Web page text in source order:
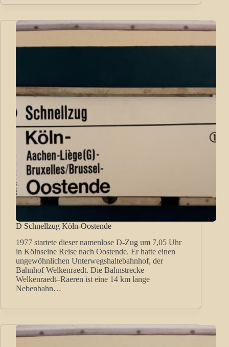
D Schnellzug Köln-Oostende
1977 startete dieser namenlose D-Zug um 7,05 Uhr
in Kölnseine Reise nach Oostende. Er hatte einen
ungewöhnlichen Unterwegshaltebahnhof, der
Bahnhof Welkenraedt. Die Bahnstrecke
Welkenraedt–Raeren ist eine 14 km lange
Nebenbahn…